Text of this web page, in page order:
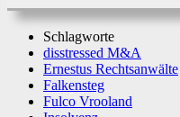
Schlagworte
disstressed M&A
Ernestus Rechtsanwälte
Falkensteg
Fulco Vrooland